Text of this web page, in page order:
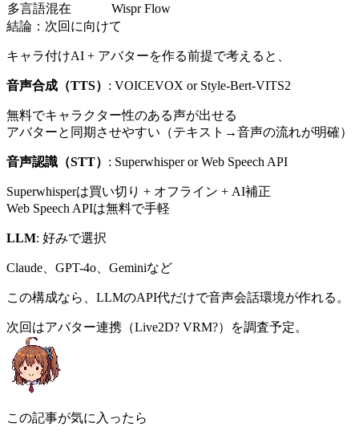
多言語混在
Wispr Flow
結論：次回に向けて
キャラ付けAI + アバターを作る前提で考えると、
音声合成（TTS） : VOICEVOX or Style-Bert-VITS2
無料でキャラクター性のある声が出せる
アバターと同期させやすい（テキスト→音声の流れが明確）
音声認識（STT） : Superwhisper or Web Speech API
Superwhisperは買い切り + オフライン + AI補正
Web Speech APIは無料で手軽
LLM: 好みで選択
Claude、GPT-4o、Geminiなど
この構成なら、LLMのAPI代だけで音声会話環境が作れる。
次回はアバター連携（Live2D? VRM?）を調査予定。
この記事が気に入ったら